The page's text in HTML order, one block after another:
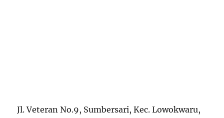
Jl. Veteran No.9, Sumbersari, Kec. Lowokwaru,